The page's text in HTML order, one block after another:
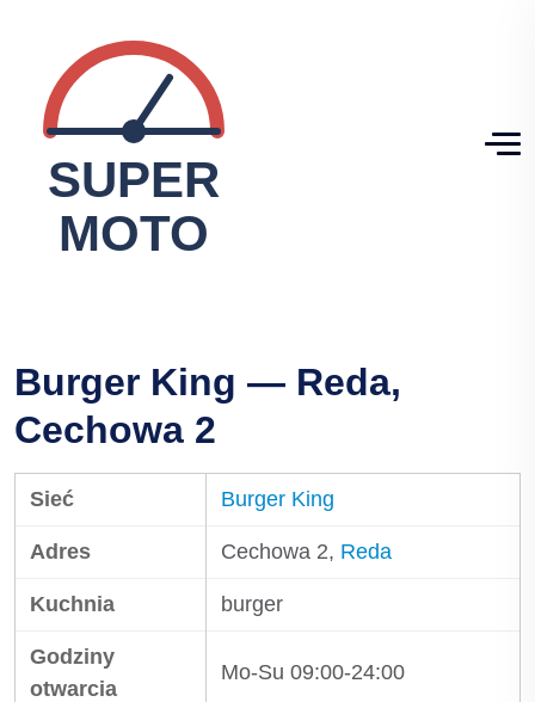
Burger King — Reda,
Cechowa 2
Sieć Burger King
Adres Cechowa 2, Reda
Kuchnia burger
Godziny
otwarcia
Mo-Su 09:00-24:00